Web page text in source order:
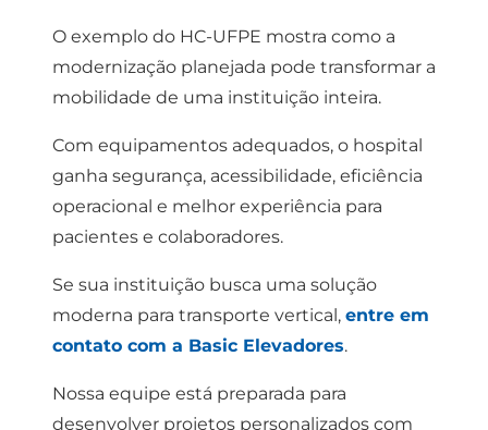
O exemplo do HC-UFPE mostra como a
modernização planejada pode transformar a
mobilidade de uma instituição inteira.
Com equipamentos adequados, o hospital
ganha segurança, acessibilidade, eficiência
operacional e melhor experiência para
pacientes e colaboradores.
Se sua instituição busca uma solução
moderna para transporte vertical, entre em
contato com a Basic Elevadores.
Nossa equipe está preparada para
desenvolver projetos personalizados com